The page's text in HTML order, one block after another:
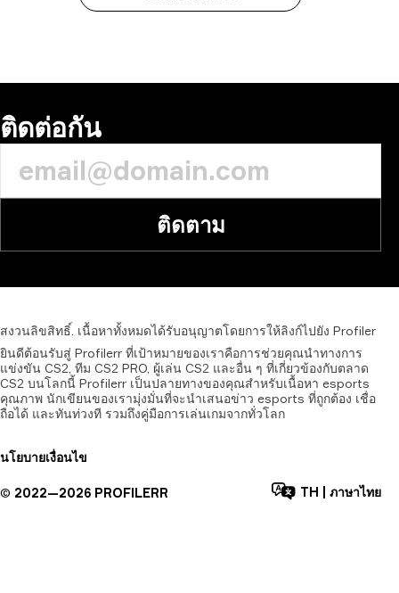
ติดต่อกัน
ติดตาม
สงวนลิขสิทธิ์. เนื้อหาทั้งหมดได้รับอนุญาตโดยการให้ลิงก์ไปยัง Profiler
ยินดีต้อนรับสู่ Profilerr ที่เป้าหมายของเราคือการช่วยคุณนำทางการ
แข่งขัน CS2, ทีม CS2 PRO, ผู้เล่น CS2 และอื่น ๆ ที่เกี่ยวข้องกับตลาด
CS2 บนโลกนี้ Profilerr เป็นปลายทางของคุณสำหรับเนื้อหา esports
คุณภาพ นักเขียนของเรามุ่งมั่นที่จะนำเสนอข่าว esports ที่ถูกต้อง เชื่อ
ถือได้ และทันท่วงที รวมถึงคู่มือการเล่นเกมจากทั่วโลก
นโยบายเงื่อนไข
© 2022—2026 PROFILERR TH ภาษาไทย